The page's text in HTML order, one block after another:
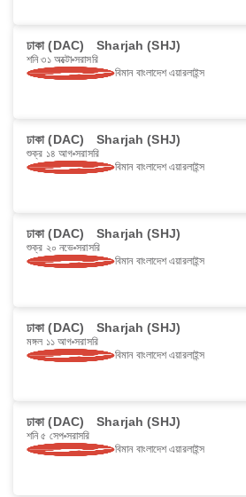
ঢাকা (DAC) Sharjah (SHJ)
শনি ৩১ অক্টো সরাসরি
বিমান বাংলাদেশ এয়ারলাইন্স
ঢাকা (DAC) Sharjah (SHJ)
শুক্র ১৪ আগ সরাসরি
বিমান বাংলাদেশ এয়ারলাইন্স
ঢাকা (DAC) Sharjah (SHJ)
শুক্র ২০ নভে সরাসরি
বিমান বাংলাদেশ এয়ারলাইন্স
ঢাকা (DAC) Sharjah (SHJ)
মঙ্গল ১১ আগ সরাসরি
বিমান বাংলাদেশ এয়ারলাইন্স
ঢাকা (DAC) Sharjah (SHJ)
শনি ৫ সেপ সরাসরি
বিমান বাংলাদেশ এয়ারলাইন্স